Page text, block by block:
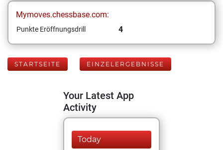
Mymoves.chessbase.com:
Punkte Eröffnungsdrill 4
STARTSEITE EINZELERGEBNISSE
Your Latest App
Activity
Today